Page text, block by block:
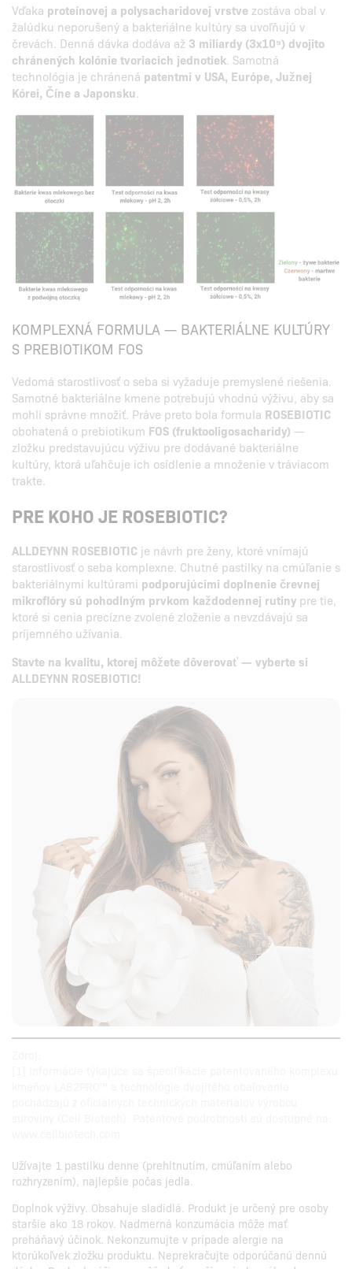
Vďaka proteínovej a polysacharidovej vrstve zostáva obal v
žalúdku neporušený a bakteriálne kultúry sa uvoľňujú v
črevách. Denná dávka dodáva až 3 miliardy (3x10⁹) dvojito
chránených kolónie tvoriacich jednotiek . Samotná
technológia je chránená patentmi v USA, Európe, Južnej
Kórei, Číne a Japonsku
KOMPLEXNÁ FORMULA — BAKTERIÁLNE KULTÚRY
S PREBIOTIKOM FOS
Vedomá starostlivosť o seba si vyžaduje premyslené riešenia.
Samotné bakteriálne kmene potrebujú vhodnú výživu, aby sa
mohli správne množiť. Práve preto bola formula ROSEBIOTIC
obohatená o prebiotikum FOS (fruktooligosacharidy) —
zložku predstavujúcu výživu pre dodávané bakteriálne
kultúry, ktorá uľahčuje ich osídlenie a množenie v tráviacom
trakte.
PRE KOHO JE ROSEBIOTIC?
ALLDEYNN ROSEBIOTIC je návrh pre ženy, ktoré vnímajú
starostlivosť o seba komplexne. Chutné pastilky na cmúľanie s
bakteriálnymi kultúrami podporujúcimi doplnenie črevnej
mikroflóry sú pohodlným prvkom každodennej rutiny pre tie,
ktoré si cenia precízne zvolené zloženie a nevzdávajú sa
príjemného užívania.
Stavte na kvalitu, ktorej môžete dôverovať — vyberte si
ALLDEYNN ROSEBIOTIC!
Užívajte 1 pastilku denne (prehltnutím, cmúľaním alebo
rozhryzením), najlepšie počas jedla.
Doplnok výživy. Obsahuje sladidlá. Produkt je určený pre osoby
staršie ako 18 rokov. Nadmerná konzumácia môže mať
preháňavý účinok. Nekonzumujte v prípade alergie na
ktorúkoľvek zložku produktu. Neprekračujte odporúčanú dennú